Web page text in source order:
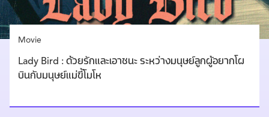
Movie
Lady Bird : ด้วยรักและเอาชนะ ระหว่างมนุษย์ลูกผู้อยากโผ
บินกับมนุษย์แม่ขี้โมโห